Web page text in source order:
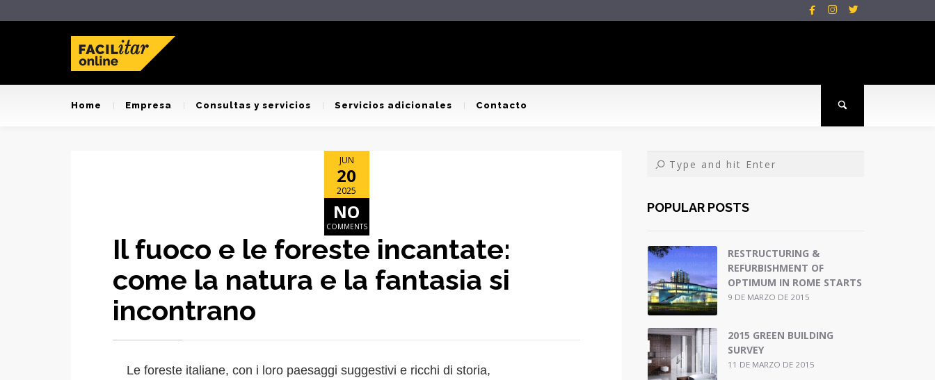
  
Home Empresa Consultas y servicios Servicios adicionales Contacto
JUN
20
2025
NO
COMMENTS
Il fuoco e le foreste incantate:
come la natura e la fantasia si
incontrano
Le foreste italiane, con i loro paesaggi suggestivi e ricchi di storia,
POPULAR POSTS
RESTRUCTURING &
REFURBISHMENT OF
OPTIMUM IN ROME STARTS
9 DE MARZO DE 2015
2015 GREEN BUILDING
SURVEY
11 DE MARZO DE 2015